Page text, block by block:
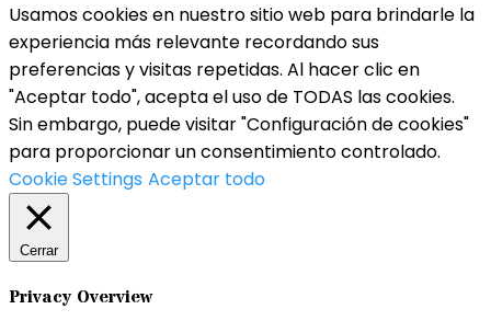
Usamos cookies en nuestro sitio web para brindarle la
experiencia más relevante recordando sus
preferencias y visitas repetidas. Al hacer clic en
"Aceptar todo", acepta el uso de TODAS las cookies.
Sin embargo, puede visitar "Configuración de cookies"
para proporcionar un consentimiento controlado.
Cookie Settings Aceptar todo
Cerrar
Privacy Overview